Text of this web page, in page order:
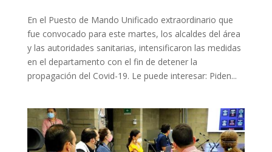
En el Puesto de Mando Unificado extraordinario que
fue convocado para este martes, los alcaldes del área
y las autoridades sanitarias, intensificaron las medidas
en el departamento con el fin de detener la
propagación del Covid-19. Le puede interesar: Piden...